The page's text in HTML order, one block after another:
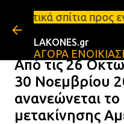
Μετάβαση στο
προς ενοικίαση στη
LAKONES.gr
ΑΓΟΡΑ
Από τις 26
30 Νοεμβρίου
ανανεώνεται το
μετακίνησης